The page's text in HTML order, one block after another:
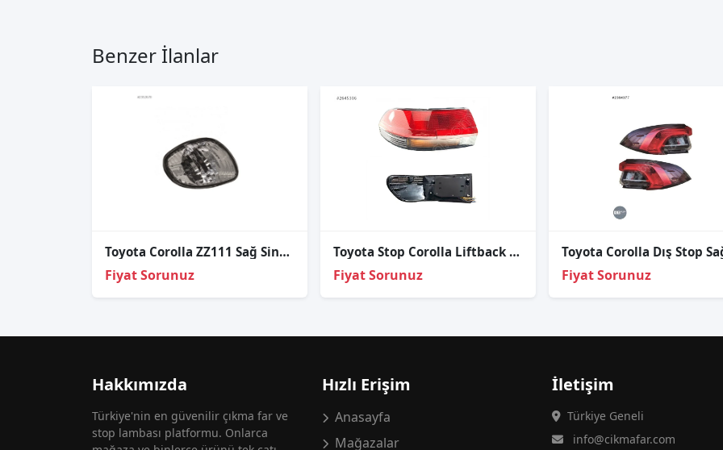
Benzer İlanlar
Toyota Corolla ZZ111 Sağ Sinyal Lambası 2001-2002
Fiyat Sorunuz
Toyota Stop Corolla Liftback 88-92 Sol
Fiyat Sorunuz Fiyat Sorunuz
Hakkımızda
Türkiye'nin en güvenilir çıkma far ve
stop lambası platformu. Onlarca
Hızlı Erişim
Anasayfa
Mağazalar
İletişim
Türkiye Geneli
info@cikmafar.com